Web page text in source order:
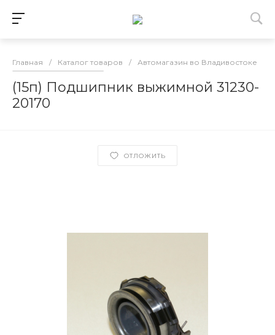
Главная / Каталог товаров / Автомагазин во Владивостоке
(15п) Подшипник выжимной 31230-
20170
ОТЛОЖИТЬ